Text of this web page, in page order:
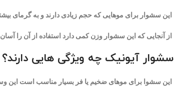
این سشوار برای موهایی که حجم زیادی دارند و به گرمای
از آنجایی که این سشوار وزن کمی دارد استفاده از آن را
سشوار آیونیک چه ویژگی هایی دارند؟
این سشوا برای موهای ضخیم یا فر بسیار مناسب است این